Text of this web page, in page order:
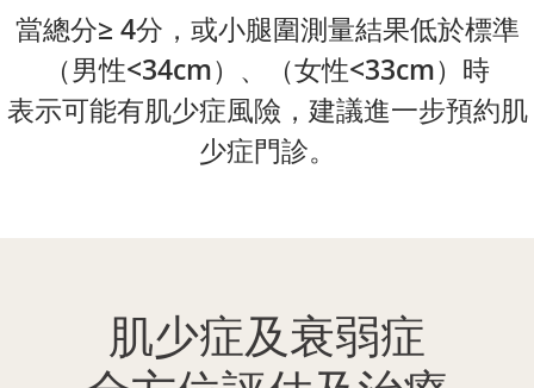
當總分≥ 4分，或小腿圍測量結果低於標準
（男性<34cm）、（女性<33cm）時
表示可能有肌少症風險，建議進一步預約肌
少症門診。
肌少症及衰弱症